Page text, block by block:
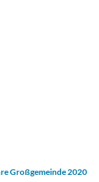
Großgemeinde 2020